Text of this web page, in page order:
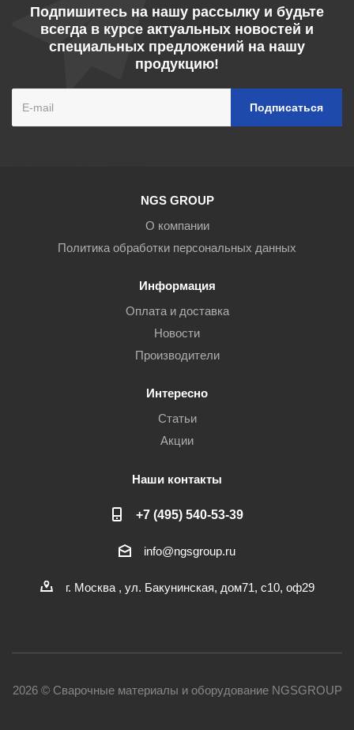
Подпишитесь на нашу рассылку и будьте
всегда в курсе актуальных новостей и
специальных предложений на нашу
продукцию!
NGS GROUP
О компании
Политика обработки персональных данных
Информация
Оплата и доставка
Новости
Производители
Интересно
Статьи
Акции
Наши контакты
+7 (495) 540-53-39
info@ngsgroup.ru
г. Москва , ул. Бакунинская, дом71, с10, оф29
2026 © Сварочные материалы и оборудование NGSGROUP